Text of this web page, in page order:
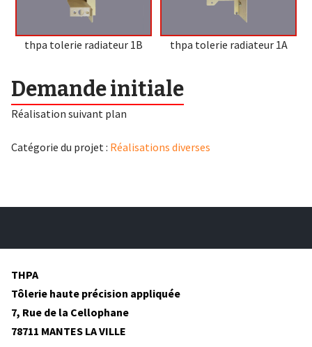
thpa tolerie radiateur 1B thpa tolerie radiateur 1A
Demande initiale
Réalisation suivant plan
Catégorie du projet : Réalisations diverses
THPA
Tôlerie haute précision appliquée
7, Rue de la Cellophane
78711 MANTES LA VILLE